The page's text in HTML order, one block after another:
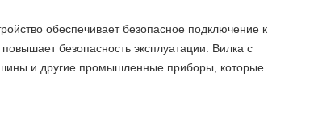
обеспечивает безопасное подключение к
безопасность эксплуатации. Вилка с
и другие промышленные приборы, которые